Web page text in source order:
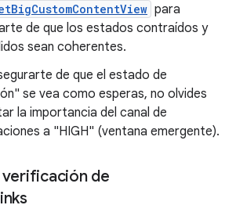
para
de que los estados contraídos y
sean coherentes.
de que el estado de
se vea como esperas, no olvides
la importancia del canal de
a "HIGH" (ventana emergente).
verificación de